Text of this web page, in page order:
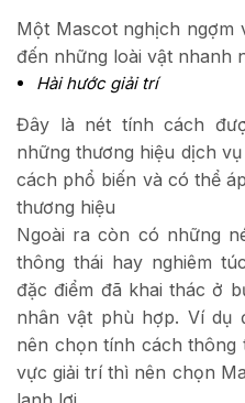
Một Mascot nghịch ngợm
đến những loài vật nhanh
Hài hước giải trí
Đây là nét tính cách
những thương hiệu dịch
cách phổ biến và có thể
thương hiệu
Ngoài ra còn có những
thông thái hay nghiêm
đặc điểm đã khai thác ở
nhân vật phù hợp. Ví dụ
nên chọn tính cách thông
vực giải trí thì nên chọn